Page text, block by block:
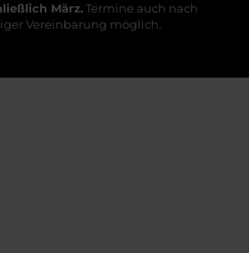
März.Termine auch nach
Vereinbarung möglich.